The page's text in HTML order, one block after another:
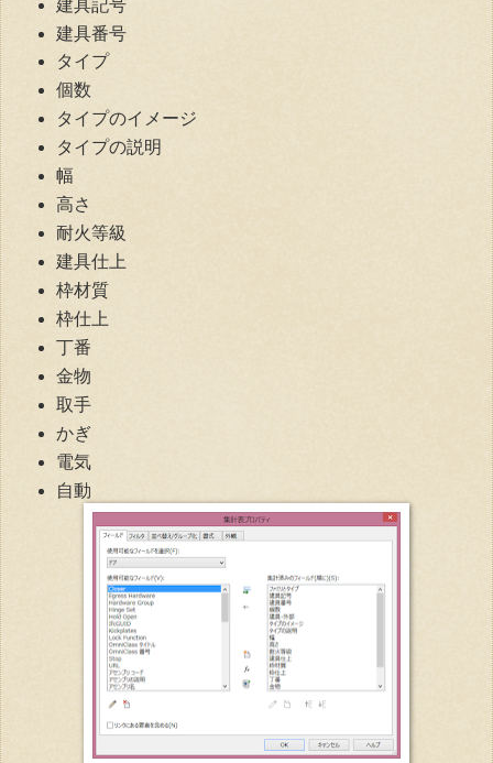
建具記号
建具番号
タイプ
個数
タイプのイメージ
タイプの説明
幅
高さ
耐火等級
建具仕上
枠材質
枠仕上
丁番
金物
取手
かぎ
電気
自動